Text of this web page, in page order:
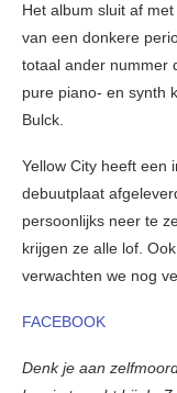
Het album sluit af
van een donkere
totaal ander nummer
pure piano- en synth
Bulck.
Yellow City heeft een
debuutplaat
persoonlijks neer te
krijgen ze alle lof.
verwachten we nog
FACEBOOK
Denk je aan